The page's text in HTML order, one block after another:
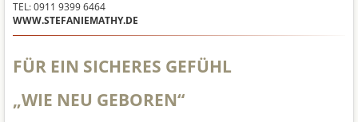
TEL: 0911 9399 6464
WWW.STEFANIEMATHY.DE
FÜR EIN SICHERES GEFÜHL
„WIE NEU GEBOREN“